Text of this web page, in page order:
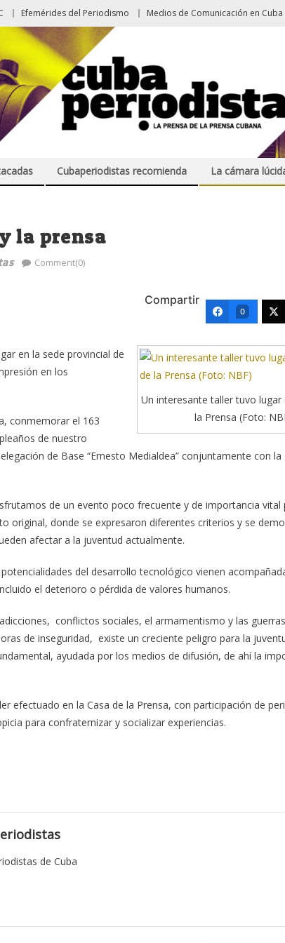
Efemérides del Periodismo Medios de Comunicación en Cuba
Cubaperiodistas recomienda La cámara
la prensa
Comment(0)
Compartir
0
Un interesante taller tuvo lugar
la Prensa (Foto:
en la sede provincial de
en los
conmemorar el 163
de nuestro
de Base “Ernesto Medialdea” conjuntamente con la
de un evento poco frecuente y de importancia vital
original, donde se expresaron diferentes criterios y se
afectar a la juventud actualmente.
del desarrollo tecnológico vienen
el deterioro o pérdida de valores humanos.
conflictos sociales, el armamentismo y las
de inseguridad, existe un creciente peligro para la
ayudada por los medios de difusión, de ahí la
efectuado en la Casa de la Prensa, con participación de
para confraternizar y socializar experiencias.
de Cuba